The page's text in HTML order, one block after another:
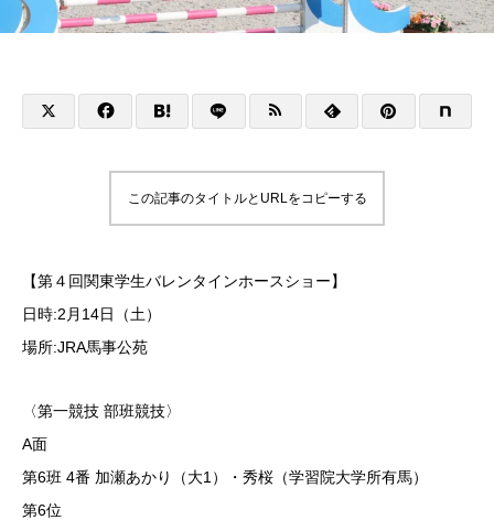
この記事のタイトルとURLをコピーする
【第４回関東学生バレンタインホースショー】
日時:2月14日（土）
場所:JRA馬事公苑
〈第一競技 部班競技〉
A面
第6班 4番 加瀬あかり（大1）・秀桜（学習院大学所有馬）
第6位